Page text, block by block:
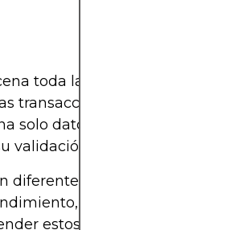
toda la blockchain y
transacciones.
solo datos mínimos y
validación.
diferentes ventajas y
uso de recursos y
estos aspectos es clave